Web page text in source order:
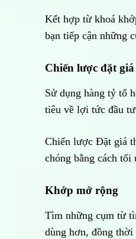
Kết hợp từ khoá
bạn tiếp cận những
Chiến lược đặt
Sử dụng hàng tỷ tổ
tiêu về lợi tức đầu
Chiến lược Đặt giá
chóng bằng cách tối
Khớp mở rộng
Tìm những cụm từ
dùng hơn, đồng thời